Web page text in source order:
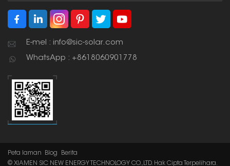
E-mel : info@sic-solar.com
WhatsApp : +8618060901778
Peta laman Blog
Berita
© XIAMEN SIC NEW ENERGY TECHNOLOGY CO.,LTD. Hak Cipta Terpelihara.